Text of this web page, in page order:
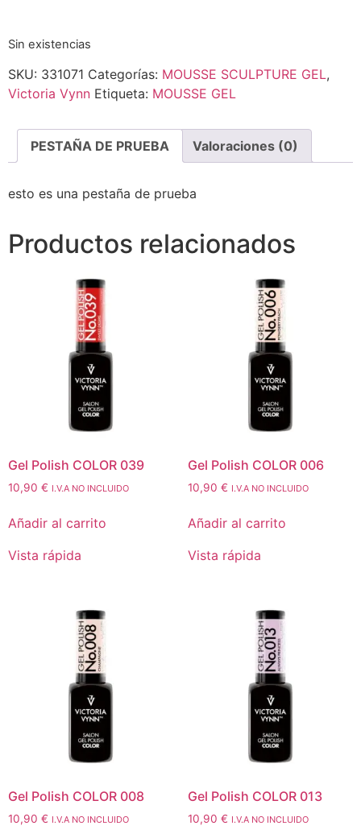
Sin existencias
SKU: 331071 Categorías: MOUSSE SCULPTURE GEL,
Victoria Vynn Etiqueta: MOUSSE GEL
PESTAÑA DE PRUEBA Valoraciones (0)
esto es una pestaña de prueba
Productos relacionados
Gel Polish COLOR 039
10,90 € I.V.A NO INCLUIDO
Añadir al carrito
Vista rápida
Gel Polish COLOR 006
10,90 € I.V.A NO INCLUIDO
Añadir al carrito
Vista rápida
Gel Polish COLOR 008
10,90 € I.V.A NO INCLUIDO
Gel Polish COLOR 013
10,90 € I.V.A NO INCLUIDO